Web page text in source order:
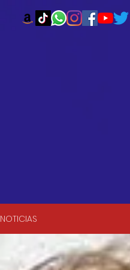
NOTICIAS